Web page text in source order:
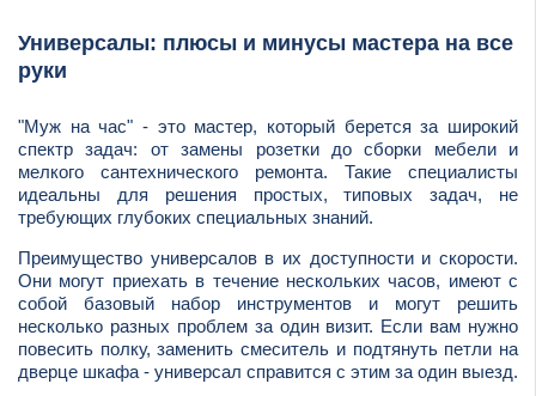
Универсалы: плюсы и минусы мастера на все
руки
"Муж на час" - это мастер, который берется за широкий
спектр задач: от замены розетки до сборки мебели и
мелкого сантехнического ремонта. Такие специалисты
идеальны для решения простых, типовых задач, не
требующих глубоких специальных знаний.
Преимущество универсалов в их доступности и скорости.
Они могут приехать в течение нескольких часов, имеют с
собой базовый набор инструментов и могут решить
несколько разных проблем за один визит. Если вам нужно
повесить полку, заменить смеситель и подтянуть петли на
дверце шкафа - универсал справится с этим за один выезд.